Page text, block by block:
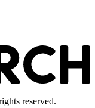
reserved.